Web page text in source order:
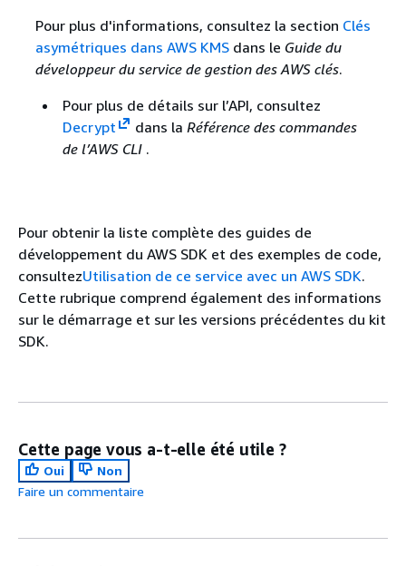
Pour plus d'informations, consultez la section Clés
asymétriques dans AWS KMSdans le Guide du
développeur du service de gestion des AWS clés.
Pour plus de détails sur l’API, consultez
Decrypt
dans laRéférence des commandes
de l’AWS CLI .
Pour obtenir la liste complète des guides de
développement du AWS SDK et des exemples de code,
consultezUtilisation de ce service avec un AWS SDK.
Cette rubrique comprend également des informations
sur le démarrage et sur les versions précédentes du kit
SDK.
Cette page vous a-t-elle été utile ?
Oui
Non
Faire un commentaire